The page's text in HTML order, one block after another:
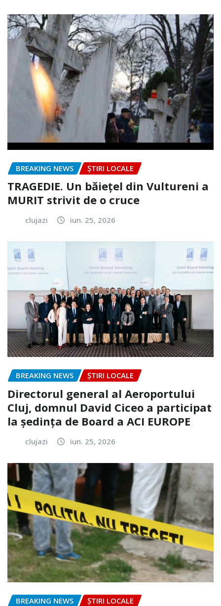
BREAKING NEWS ȘTIRI LOCALE
TRAGEDIE. Un băiețel din Vultureni a
MURIT strivit de o cruce
clujazi iun. 25, 2026
BREAKING NEWS ȘTIRI LOCALE
Directorul general al Aeroportului
Cluj, domnul David Ciceo a participat
la ședința de Board a ACI EUROPE
clujazi iun. 25, 2026
BREAKING NEWS ȘTIRI LOCALE